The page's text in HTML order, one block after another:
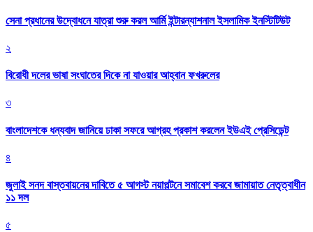
সেনা প্রধানের উদ্বোধনে যাত্রা শুরু করল আর্মি ইন্টারন্যাশনাল ইসলামিক ইনস্টিটিউট
২
বিরোধী দলের ভাষা সংঘাতের দিকে না যাওয়ার আহ্বান ফখরুলের
৩
বাংলাদেশকে ধন্যবাদ জানিয়ে ঢাকা সফরে আগ্রহ প্রকাশ করলেন ইউএই প্রেসিডেন্ট
৪
জুলাই সনদ বাস্তবায়নের দাবিতে ৫ আগস্ট নয়াপল্টনে সমাবেশ করবে জামায়াত নেতৃত্বাধীন
১১ দল
৫